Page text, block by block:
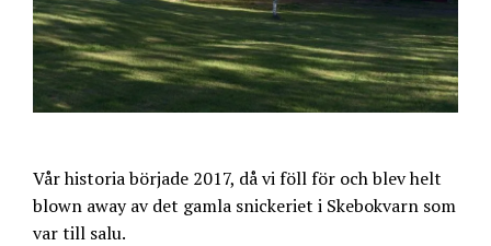
Vår historia började 2017, då vi föll för och blev helt
blown away av det gamla snickeriet i Skebokvarn som
var till salu.